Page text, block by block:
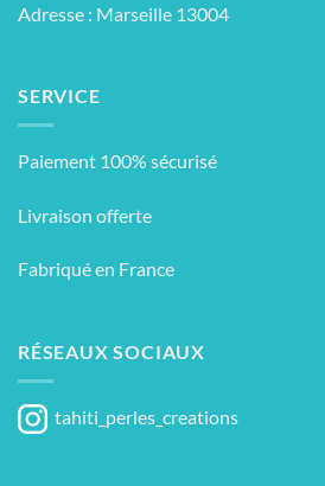
Adresse : Marseille 13004
SERVICE
Paiement 100% sécurisé
Livraison offerte
Fabriqué en France
RÉSEAUX SOCIAUX
tahiti_perles_creations